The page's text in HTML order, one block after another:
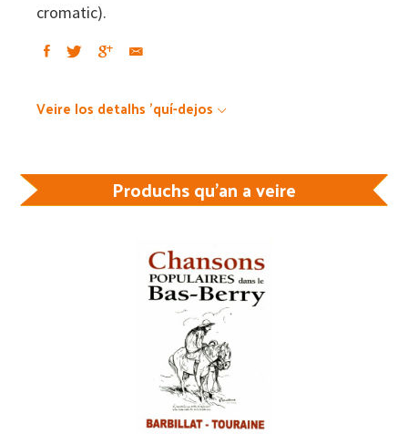
cromatic).
Veire los detalhs 'quí-dejos
Produchs qu'an a veire